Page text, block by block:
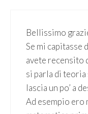
Bellissimo
Se mi capitasse
avete recensito
si parla di teoria
lascia un po’ a
Ad esempio ero